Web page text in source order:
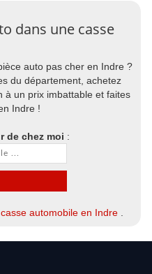
dans une casse
auto pas cher en Indre ?
du département, achetez
à un prix imbattable et faites
Indre !
de chez moi :
casse automobile en Indre